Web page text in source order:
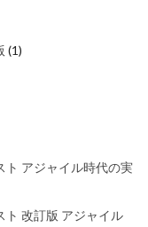
(1)
ト アジャイル時代の実
ト 改訂版 アジャイル